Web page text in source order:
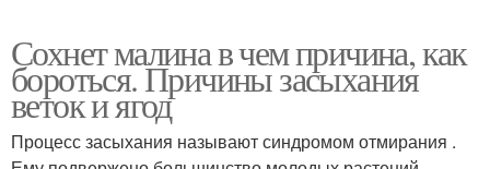
Сохнет малина в чем причина, как
бороться. Причины засыхания
веток и ягод
Процесс засыхания называют синдромом отмирания .